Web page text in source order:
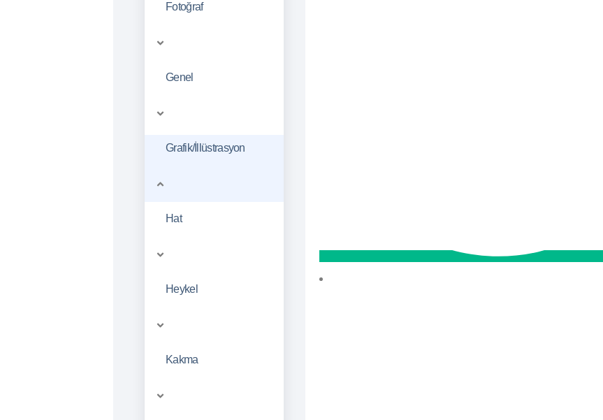
Fotoğraf
Genel
Grafik/İllüstrasyon
Hat
Heykel
Kakma